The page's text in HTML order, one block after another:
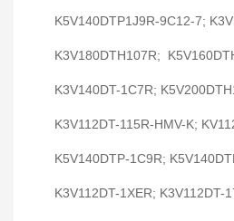
K5V140DTP1J9R-9C12-7;
K3V180DTH107R;
K3V140DT-1C7R;
K3V112DT-115R-HMV-K;
K5V140DTP-1C9R;
K3V112DT-1XER; K3V112DT-